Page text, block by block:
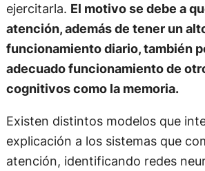
ejercitarla. El motivo se debe a
atención, además de tener un
funcionamiento diario, también
adecuado funcionamiento de
cognitivos como la memoria.
Existen distintos modelos que
explicación a los sistemas que
atención, identificando redes